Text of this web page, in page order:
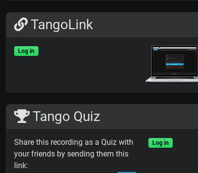
TangoLink
Log in
Tango Quiz
Share this recording as a Quiz with
your friends by sending them this
link:
Log in